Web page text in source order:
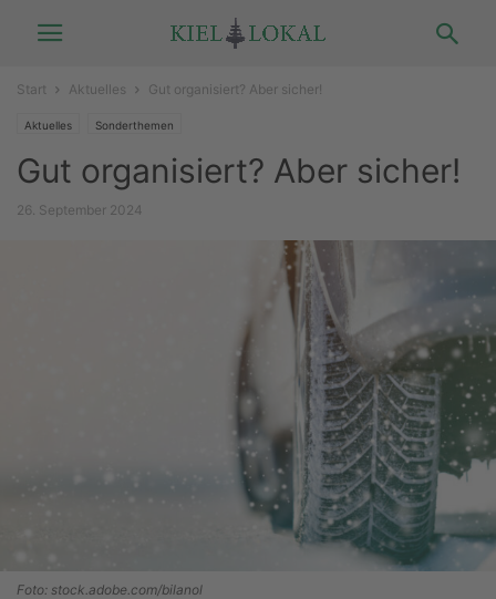
Start Aktuelles Gut organisiert? Aber sicher!
Aktuelles Sonderthemen
Gut organisiert? Aber sicher!
26. September 2024
Foto: stock.adobe.com/bilanol